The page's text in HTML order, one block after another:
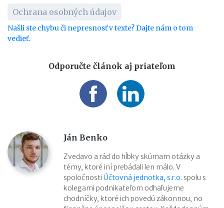
Ochrana osobných údajov
Našli ste chybu či nepresnosť v texte? Dajte nám o tom
vedieť.
Odporučte článok aj priateľom
Ján Benko
Zvedavo a rád do hĺbky skúmam otázky a
témy, ktoré iní prebádali len málo. V
spoločnosti Účtovná jednotka, s.r.o. spolu s
kolegami podnikateľom odhaľujeme
chodníčky, ktoré ich povedú zákonnou, no